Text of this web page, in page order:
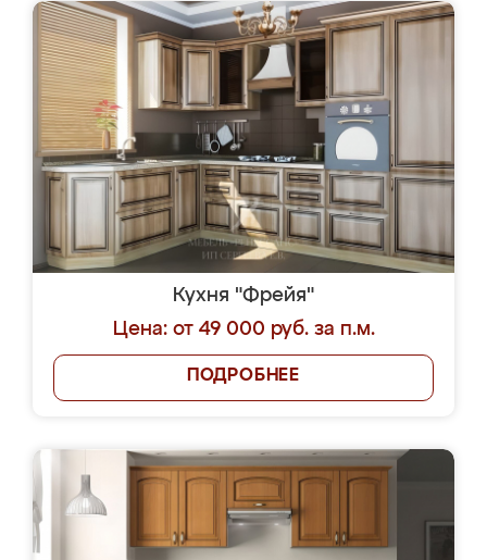
Кухня "Фрейя"
Цена: от 49 000 руб. за п.м.
ПОДРОБНЕЕ